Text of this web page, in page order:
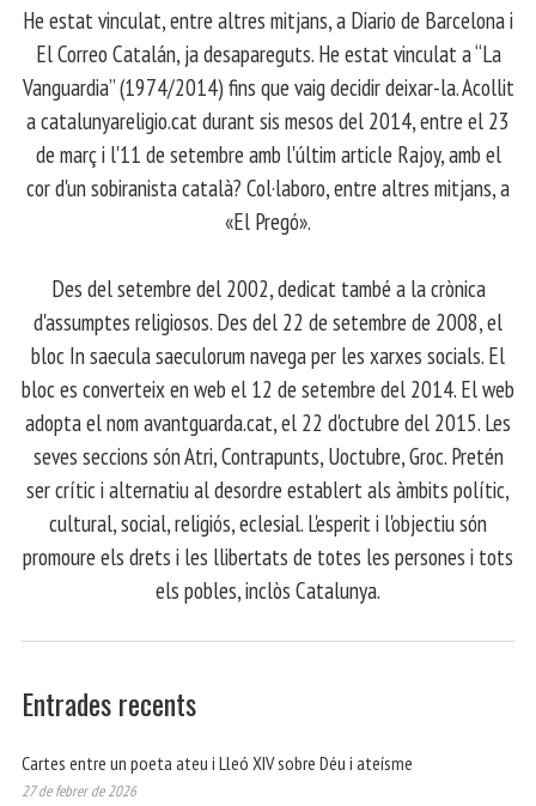
​ He estat vinculat, entre altres mitjans, a Diario de Barcelona i
El Correo Catalán, ja desapareguts. He estat vinculat a “La
Vanguardia” (1974/2014) fins que vaig decidir deixar-la. Acollit
a catalunyareligio.cat durant sis mesos del 2014, entre el 23
de març i l'11 de setembre amb l'últim article Rajoy, amb el
cor d'un sobiranista català? Col·laboro, entre altres mitjans, a
«El Pregó».
​ Des del setembre del 2002, dedicat també a la crònica
d'assumptes religiosos. Des del 22 de setembre de 2008, el
bloc In saecula saeculorum navega per les xarxes socials. El
bloc es converteix en web el 12 de setembre del 2014. El web
adopta el nom avantguarda.cat, el 22 d'octubre del 2015. Les
seves seccions són Atri, Contrapunts, Uoctubre, Groc. Pretén
ser crític i alternatiu al desordre establert als àmbits polític,
cultural, social, religiós, eclesial. L'esperit i l'objectiu són
promoure els drets i les llibertats de totes les persones i tots
els pobles, inclòs Catalunya.
Entrades recents
Cartes entre un poeta ateu i Lleó XIV sobre Déu i ateísme
27 de febrer de 2026